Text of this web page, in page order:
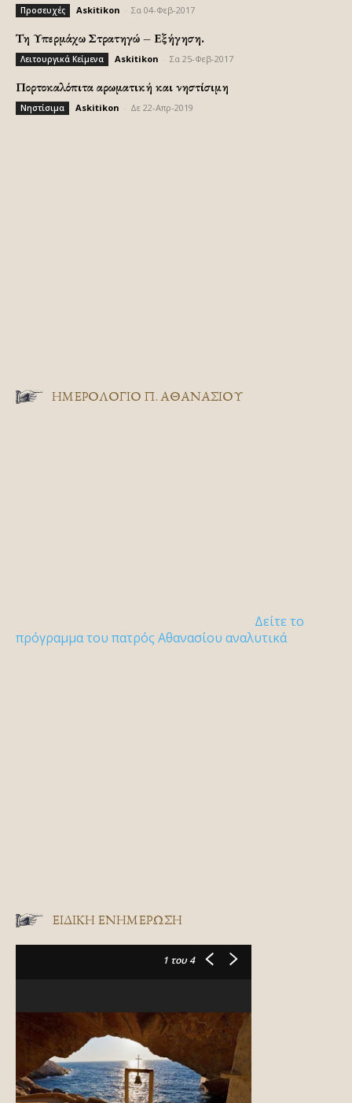
Προσευχές Askitikon Σα 04-Φεβ-2017
Τη Υπερμάχω Στρατηγώ – Εξήγηση.
Λειτουργικά Κείμενα Askitikon Σα 25-Φεβ-2017
Πορτοκαλόπιτα αρωματική και νηστίσιμη
Νηστίσιμα Askitikon Δε 22-Απρ-2019
ΗΜΕΡΟΛΟΓΙΟ Π. ΑΘΑΝΑΣΙΟΥ
Δείτε το
πρόγραμμα του πατρός Αθανασίου αναλυτικά
ΕΙΔΙΚΉ ΕΝΗΜΈΡΩΣΗ
1 του 4